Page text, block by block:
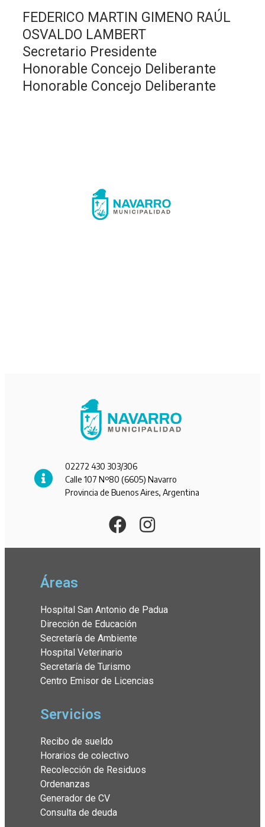
FEDERICO MARTIN GIMENO RAÚL
OSVALDO LAMBERT
Secretario Presidente
Honorable Concejo Deliberante
Honorable Concejo Deliberante
02272 430 303/306
Calle 107 Nº80 (6605) Navarro
Provincia de Buenos Aires, Argentina
Áreas
Hospital San Antonio de Padua
Dirección de Educación
Secretaría de Ambiente
Hospital Veterinario
Secretaría de Turismo
Centro Emisor de Licencias
Servicios
Recibo de sueldo
Horarios de colectivo
Recolección de Residuos
Ordenanzas
Generador de CV
Consulta de deuda